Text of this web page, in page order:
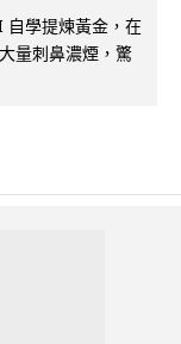
自學提煉黃金，在
量刺鼻濃煙，驚